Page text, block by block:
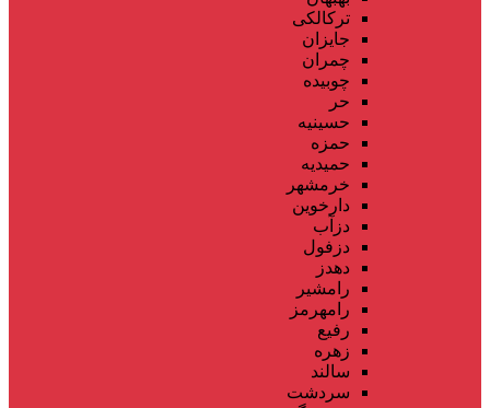
ترکالکی
جایزان
چمران
چوبیده
حر
حسینیه
حمزه
حمیدیه
خرمشهر
دارخوین
دزآب
دزفول
دهدز
رامشیر
رامهرمز
رفیع
زهره
سالند
سردشت